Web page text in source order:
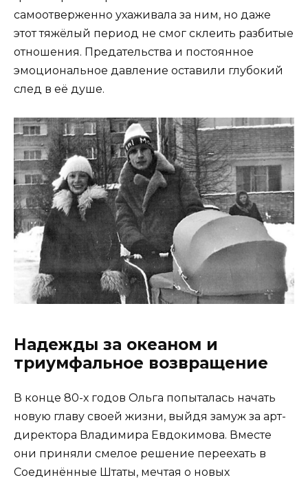
самоотверженно ухаживала за ним, но даже
этот тяжёлый период не смог склеить разбитые
отношения. Предательства и постоянное
эмоциональное давление оставили глубокий
след в её душе.
Надежды за океаном и
триумфальное возвращение
В конце 80-х годов Ольга попыталась начать
новую главу своей жизни, выйдя замуж за арт-
директора Владимира Евдокимова. Вместе
они приняли смелое решение переехать в
Соединённые Штаты, мечтая о новых